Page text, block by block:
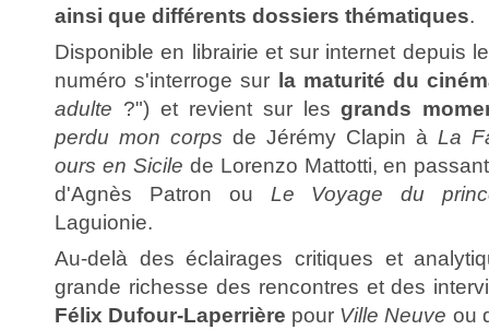
ainsi que différents dossiers thématiques.
Disponible en librairie et sur internet depuis
numéro s'interroge sur la maturité du
adulte ?") et revient sur lesgrands
perdu mon corps de Jérémy Clapin à La
ours en Sicile de Lorenzo Mattotti, en
d'Agnès Patron ou Le Voyage du
Laguionie.
Au-delà des éclairages critiques et
grande richesse des rencontres et des
Félix Dufour-Laperrière pour Ville Neuve ou